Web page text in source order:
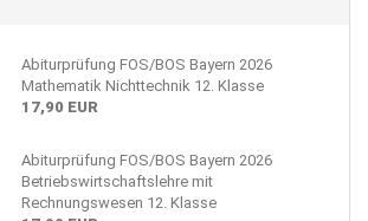
Abiturprüfung FOS/BOS Bayern 2026
Mathematik Nichttechnik 12. Klasse
17,90 EUR
Abiturprüfung FOS/BOS Bayern 2026
Betriebswirtschaftslehre mit
Rechnungswesen 12. Klasse